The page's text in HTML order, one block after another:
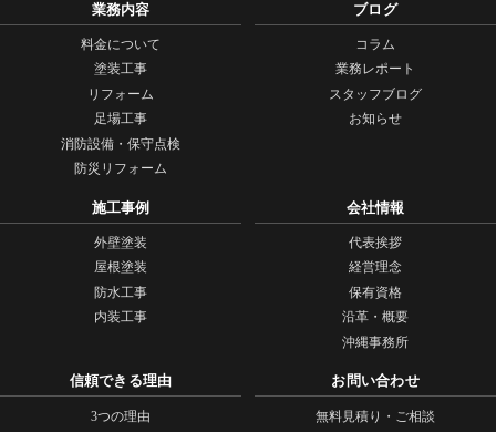
業務内容
料金について
塗装工事
リフォーム
足場工事
消防設備・保守点検
防災リフォーム
ブログ
コラム
業務レポート
スタッフブログ
お知らせ
施工事例
外壁塗装
屋根塗装
防水工事
内装工事
会社情報
代表挨拶
経営理念
保有資格
沿革・概要
沖縄事務所
信頼できる理由
3つの理由
お問い合わせ
無料見積り・ご相談